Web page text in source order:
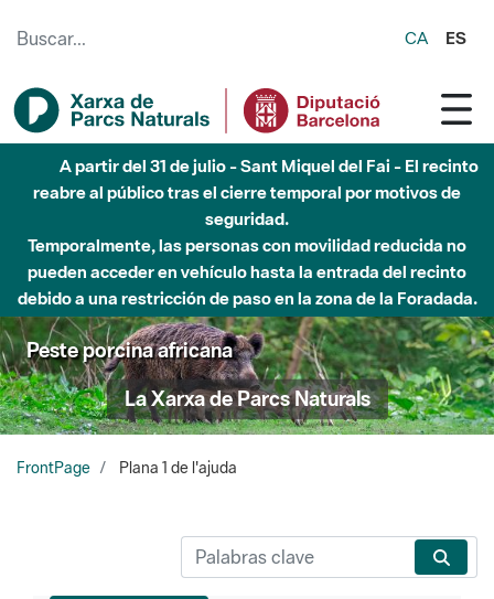
CA ES
A partir del 31 de julio - Sant Miquel del Fai - El recinto
reabre al público tras el cierre temporal por motivos de
seguridad.
Temporalmente, las personas con movilidad reducida no
pueden acceder en vehículo hasta la entrada del recinto
debido a una restricción de paso en la zona de la Foradada.
Peste porcina africana
La Xarxa de Parcs Naturals
FrontPage Plana 1 de l'ajuda